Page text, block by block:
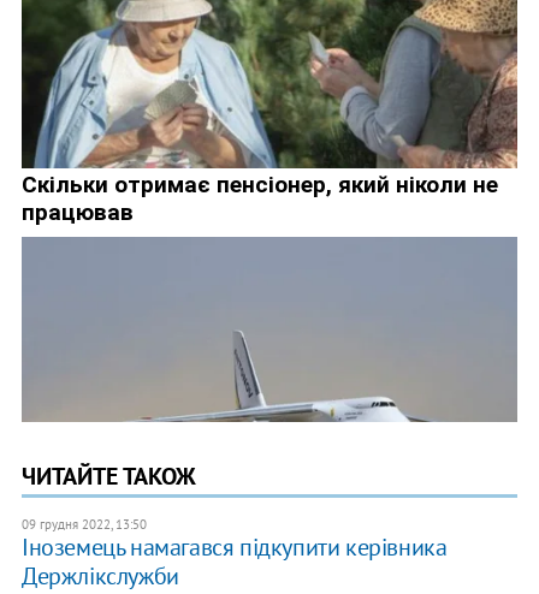
ЧИТАЙТЕ ТАКОЖ
09 грудня 2022, 13:50
Іноземець намагався підкупити керівника
Держлікслужби